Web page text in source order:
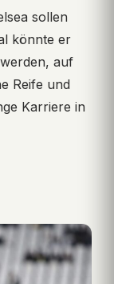
sollen
könnte er
auf
Reife und
Karriere in